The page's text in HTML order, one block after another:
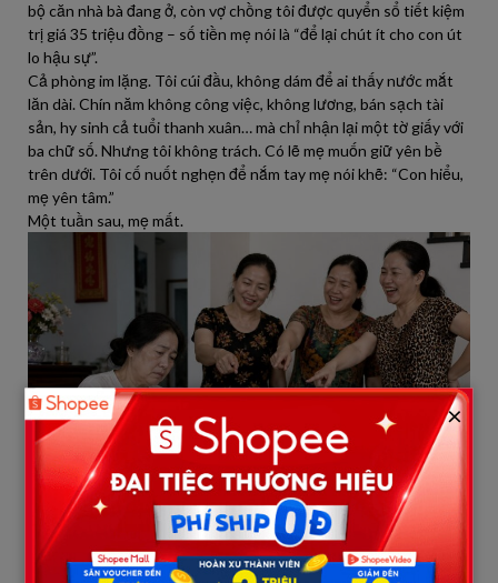
bộ căn nhà bà đang ở, còn vợ chồng tôi được quyển sổ tiết kiệm
trị giá 35 triệu đồng – số tiền mẹ nói là “để lại chút ít cho con út
lo hậu sự”.
Cả phòng im lặng. Tôi cúi đầu, không dám để ai thấy nước mắt
lăn dài. Chín năm không công việc, không lương, bán sạch tài
sản, hy sinh cả tuổi thanh xuân… mà chỉ nhận lại một tờ giấy với
ba chữ số. Nhưng tôi không trách. Có lẽ mẹ muốn giữ yên bề
trên dưới. Tôi cố nuốt nghẹn để nắm tay mẹ nói khẽ: “Con hiểu,
mẹ yên tâm.”
Một tuần sau, mẹ mất.
×